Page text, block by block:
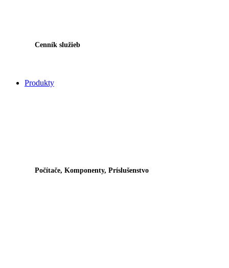
Cenník služieb
Produkty
Počítače, Komponenty, Príslušenstvo